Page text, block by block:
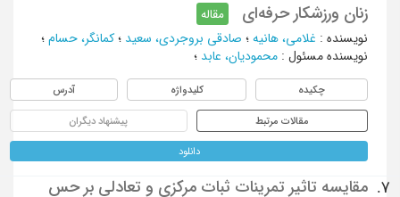
زنان ورزشکار حرفه‌ای
مقاله
نویسنده: غلامی، هانیه؛ صادقی بروجردی، سعید؛ کمانگر، حسام؛
نویسنده مسئول : محمودیان، عابد؛
چکیده کلیدواژه آدرس
مقالات مرتبط پیشنهاد دیگران
دانلود
7.
مقایسه تاثیر تمرینات ثبات مرکزی و تعادلی بر حس